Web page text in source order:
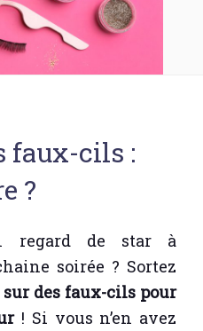
faux-cils :
?
regard de star à
soirée ? Sortez
des faux-cils pour
! Si vous n’en avez